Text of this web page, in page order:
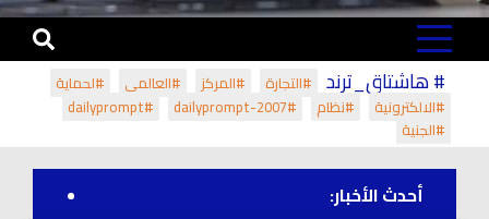
# هاشتاق_ترند #التجارة #المركز #العالمي
#لحماية
#الالكترونية
#نظام #dailyprompt-2007
#dailyprompt
#الجنية
أحدث الأخبار: